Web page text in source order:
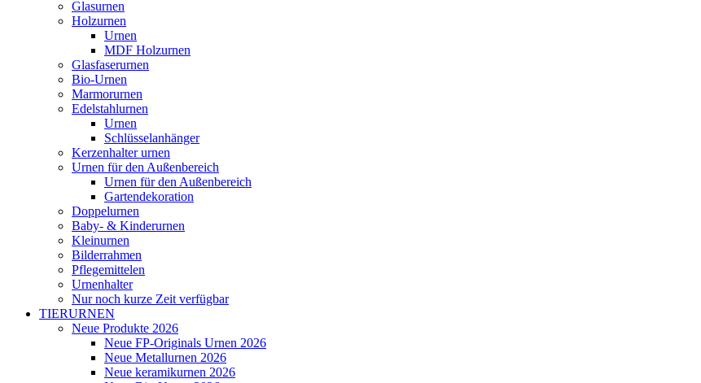
Glasurnen
Holzurnen
Urnen
MDF Holzurnen
Glasfaserurnen
Bio-Urnen
Marmorurnen
Edelstahlurnen
Urnen
Schlüsselanhänger
Kerzenhalter urnen
Urnen für den Außenbereich
Urnen für den Außenbereich
Gartendekoration
Doppelurnen
Baby- & Kinderurnen
Kleinurnen
Bilderrahmen
Pflegemittelen
Urnenhalter
Nur noch kurze Zeit verfügbar
TIERURNEN
Neue Produkte 2026
Neue FP-Originals Urnen 2026
Neue Metallurnen 2026
Neue keramikurnen 2026